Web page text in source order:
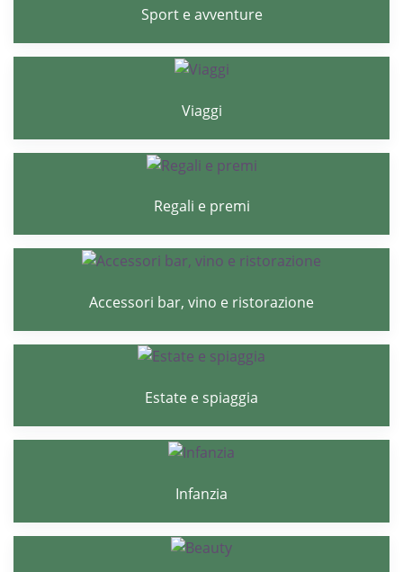
Sport e avventure
Viaggi
Regali e premi
Accessori bar, vino e ristorazione
Estate e spiaggia
Infanzia